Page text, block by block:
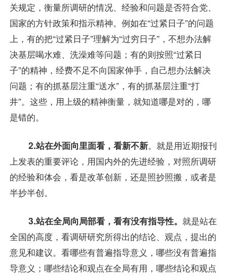
关规定，衡量所调研的情况、经验和问题是否符合党、
国家的方针政策和指示精神。例如在“过紧日子”的问题
上，有的把“过紧日子”理解为“过穷日子”，不想办法解
决基层喝水难、洗澡难等问题；有的则按照“过紧日
子”的精神，经费不足不向国家伸手，自己想办法解决
问题；有的抓基层注重“送水”，有的抓基层注重“打
井”。这些，用上级的精神衡量，就知道哪是对的，哪
是错的。
2.站在外面向里面看，看新不新。就是用近期报刊
上发表的重要评论，用国内外的先进经验，对照所调研
的经验和体会，看是改革创新，还是照抄照搬，或者是
半抄半创。
3.站在全局向局部看，看有没有指导性。 就是站在
全国的高度，看调研研究所得出的结论、观点，提出的
意见和建议。看哪些有普遍指导意义，哪些没有普遍指
导意义；哪些结论和观点在全局有用，哪些结论和观点